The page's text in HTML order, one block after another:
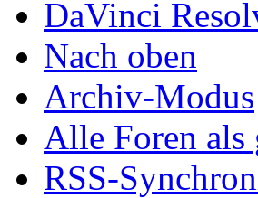
DaVinci
Nach oben
Archiv-Modus
Alle Foren als
RSS-